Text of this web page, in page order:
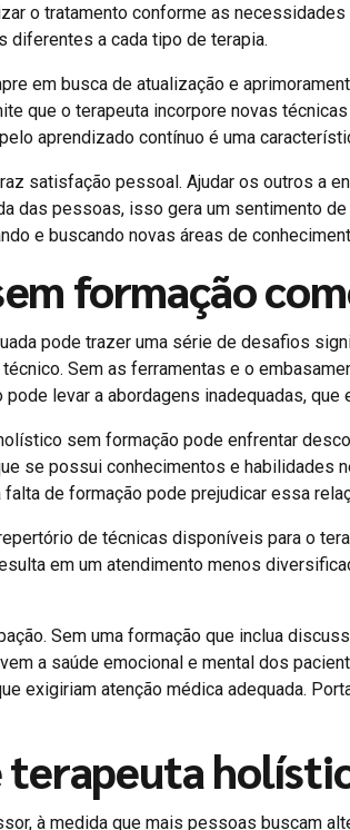
o tratamento conforme as
diferentes a cada tipo de terapia.
em busca de atualização e
que o terapeuta incorpore novas
aprendizado contínuo é uma
satisfação pessoal. Ajudar os outros a
das pessoas, isso gera um sentimento
e buscando novas áreas de
formação
pode trazer uma série de desafios
Sem as ferramentas e o
levar a abordagens inadequadas, que
sem formação pode enfrentar
se possui conhecimentos e habilidades
de formação pode prejudicar essa
de técnicas disponíveis para o
em um atendimento menos
Sem uma formação que inclua
a saúde emocional e mental dos
exigiriam atenção médica adequada.
terapeuta
à medida que mais pessoas buscam